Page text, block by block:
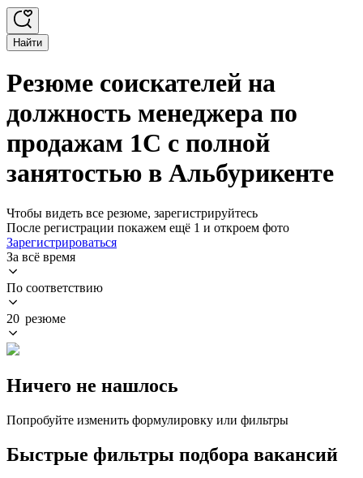
Найти
Резюме соискателей на
должность менеджера по
продажам 1С с полной
занятостью в Альбурикенте
Чтобы видеть все резюме, зарегистрируйтесь
После регистрации покажем ещё 1 и откроем фото
Зарегистрироваться
За всё время
По соответствию
20 резюме
Ничего не нашлось
Попробуйте изменить формулировку или фильтры
Быстрые фильтры подбора вакансий